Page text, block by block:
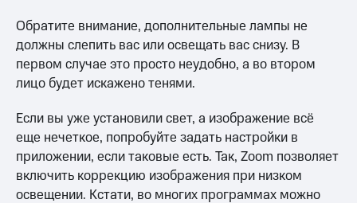
Обратите внимание, дополнительные лампы не
должны слепить вас или освещать вас снизу. В
первом случае это просто неудобно, а во втором
лицо будет искажено тенями.
Если вы уже установили свет, а изображение всё
еще нечеткое, попробуйте задать настройки в
приложении, если таковые есть. Так, Zoom позволяет
включить коррекцию изображения при низком
освещении. Кстати, во многих программах можно